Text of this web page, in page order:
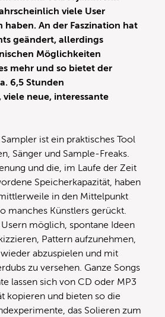
viele User
haben. An der Faszination hat
geändert, allerdings
Möglichkeiten
mehr und so bietet der
6,5 Stunden
neue, interessante
ist ein praktisches Tool
Sänger und Sample-Freaks.
und die, im Laufe der Zeit
Speicherkapazität, haben
in den Mittelpunkt
manches Künstlers gerückt.
möglich, spontane Ideen
Pattern aufzunehmen,
abzuspielen und mit
zu versehen. Ganze Songs
lassen sich von CD oder MP3
kopieren und bieten so die
das Solieren zum